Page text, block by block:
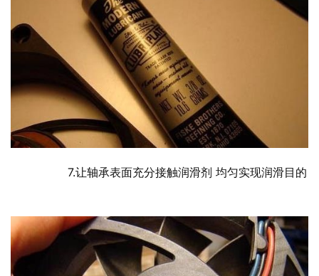
  	7.让轴承表面充分接触润滑剂 均匀实现润滑目的